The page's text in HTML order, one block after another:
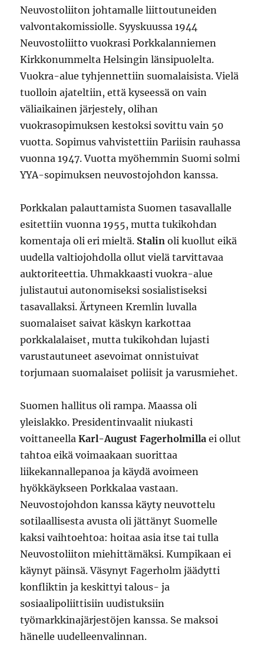
Neuvostoliiton johtamalle liittoutuneiden
valvontakomissiolle. Syyskuussa 1944
Neuvostoliitto vuokrasi Porkkalanniemen
Kirkkonummelta Helsingin länsipuolelta.
Vuokra-alue tyhjennettiin suomalaisista. Vielä
tuolloin ajateltiin, että kyseessä on vain
väliaikainen järjestely, olihan
vuokrasopimuksen kestoksi sovittu vain 50
vuotta. Sopimus vahvistettiin Pariisin rauhassa
vuonna 1947. Vuotta myöhemmin Suomi solmi
YYA-sopimuksen neuvostojohdon kanssa.
Porkkalan palauttamista Suomen tasavallalle
esitettiin vuonna 1955, mutta tukikohdan
komentaja oli eri mieltä. Stalin oli kuollut eikä
uudella valtiojohdolla ollut vielä tarvittavaa
auktoriteettia. Uhmakkaasti vuokra-alue
julistautui autonomiseksi sosialistiseksi
tasavallaksi. Ärtyneen Kremlin luvalla
suomalaiset saivat käskyn karkottaa
porkkalalaiset, mutta tukikohdan lujasti
varustautuneet asevoimat onnistuivat
torjumaan suomalaiset poliisit ja varusmiehet.
Suomen hallitus oli rampa. Maassa oli
yleislakko. Presidentinvaalit niukasti
voittaneellaKarl-August Fagerholmilla ei ollut
tahtoa eikä voimaakaan suorittaa
liikekannallepanoa ja käydä avoimeen
hyökkäykseen Porkkalaa vastaan.
Neuvostojohdon kanssa käyty neuvottelu
sotilaallisesta avusta oli jättänyt Suomelle
kaksi vaihtoehtoa: hoitaa asia itse tai tulla
Neuvostoliiton miehittämäksi. Kumpikaan ei
käynyt päinsä. Väsynyt Fagerholm jäädytti
konfliktin ja keskittyi talous- ja
sosiaalipoliittisiin uudistuksiin
työmarkkinajärjestöjen kanssa. Se maksoi
hänelle uudelleenvalinnan.